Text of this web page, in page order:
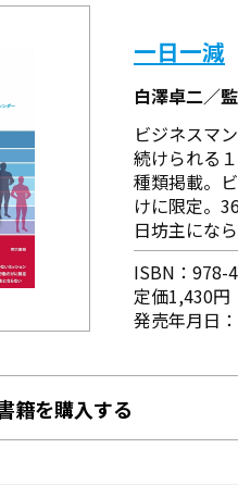
一日一減
白澤卓二／
ビジネスマ
続けられる
種類掲載。
けに限定。
日坊主にな
ISBN：978-
定価1,430円
発売年月日
籍を購入する